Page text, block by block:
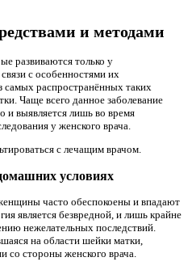
и методами
развиваются только у
с особенностями их
самых распространённых таких
Чаще всего данное заболевание
и выявляется лишь во время
у женского врача.
с лечащим врачом.
условиях
часто обеспокоены и впадают
является безвредной, и лишь крайне
нежелательных последствий.
на области шейки матки,
со стороны женского врача.